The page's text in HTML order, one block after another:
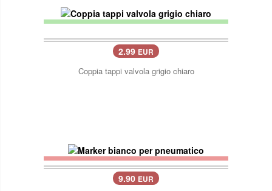
2.99 EUR
Coppia tappi valvola grigio chiaro
9.90 EUR